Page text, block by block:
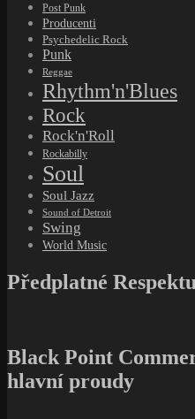
Post Punk
Producenti
Psychedelic Rock
Punk
Reggae
Rhythm'n'Blues
Rock
Rock'n'Roll
Rockabilly
Soul
Soul Jazz
Sound of Detroit
Swing
World Music
Předplatné
Black Point
hlavní proudy